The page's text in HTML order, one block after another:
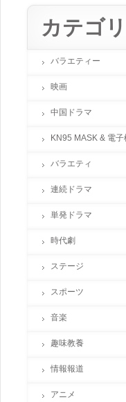
カテゴ
バラエティー
映画
中国ドラマ
KN95 MASK & 電子
バラエティ
連続ドラマ
単発ドラマ
時代劇
ステージ
スポーツ
音楽
趣味教養
情報報道
アニメ